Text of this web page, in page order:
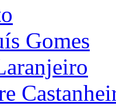
Gomes